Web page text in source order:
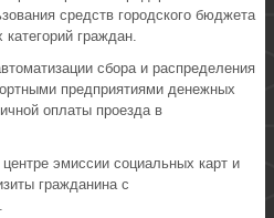
средств городского бюджета
граждан.
сбора и распределения
предприятиями денежных
оплаты проезда в
эмиссии социальных карт и
гражданина с